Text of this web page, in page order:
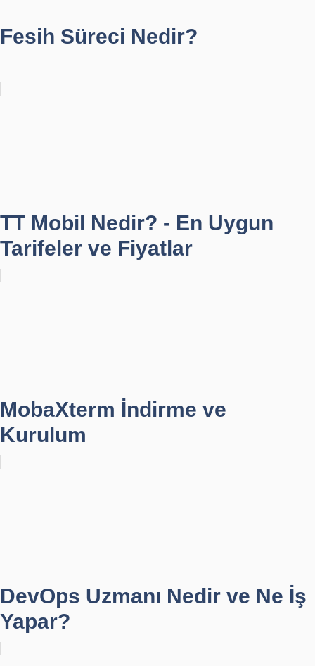
Fesih Süreci Nedir?
TT Mobil Nedir? - En Uygun
Tarifeler ve Fiyatlar
MobaXterm İndirme ve
Kurulum
DevOps Uzmanı Nedir ve Ne İş
Yapar?